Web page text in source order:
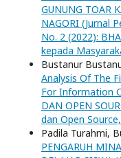
GUNUNG TOAR
NAGORI (Jurnal
No. 2 (2022):
kepada
Bustanur
Analysis Of The
For Information
DAN OPEN
dan Open
Padila Turahmi,
PENGARUH